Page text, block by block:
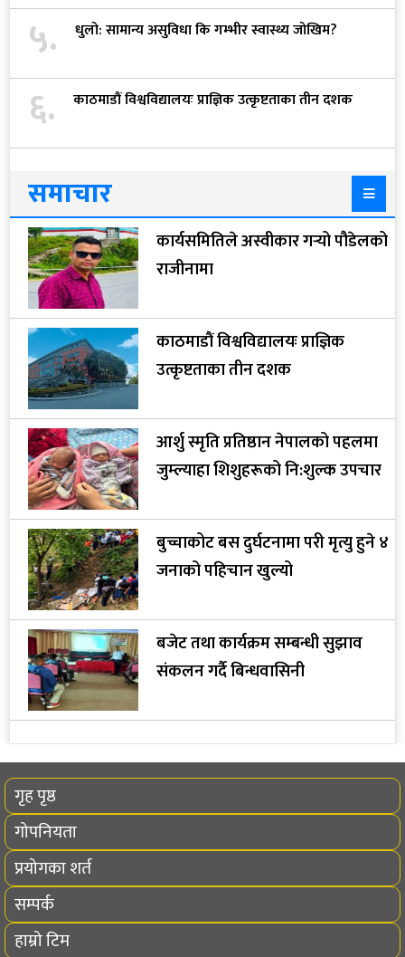
५. धुलो: सामान्य असुविधा कि गम्भीर स्वास्थ्य जोखिम?
६. काठमाडौं विश्वविद्यालयः प्राज्ञिक उत्कृष्टताका तीन दशक
समाचार
कार्यसमितिले अस्वीकार गर्‍यो पौडेलको
राजीनामा
काठमाडौं विश्वविद्यालयः प्राज्ञिक
उत्कृष्टताका तीन दशक
आर्शु स्मृति प्रतिष्ठान नेपालको पहलमा
जुम्ल्याहा शिशुहरूको नि:शुल्क उपचार
बुच्चाकोट बस दुर्घटनामा परी मृत्यु हुने ४
जनाको पहिचान खुल्यो
बजेट तथा कार्यक्रम सम्बन्धी सुझाव
संकलन गर्दै बिन्धवासिनी
गृह पृष्ठ
गोपनियता
प्रयोगका शर्त
सम्पर्क
हाम्रो टिम